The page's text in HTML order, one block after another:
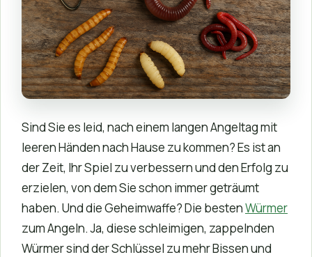
Sind Sie es leid, nach einem langen Angeltag mit
leeren Händen nach Hause zu kommen? Es ist an
der Zeit, Ihr Spiel zu verbessern und den Erfolg zu
erzielen, von dem Sie schon immer geträumt
haben. Und die Geheimwaffe? Die bestenWürmer
zum Angeln. Ja, diese schleimigen, zappelnden
Würmer sind der Schlüssel zu mehr Bissen und